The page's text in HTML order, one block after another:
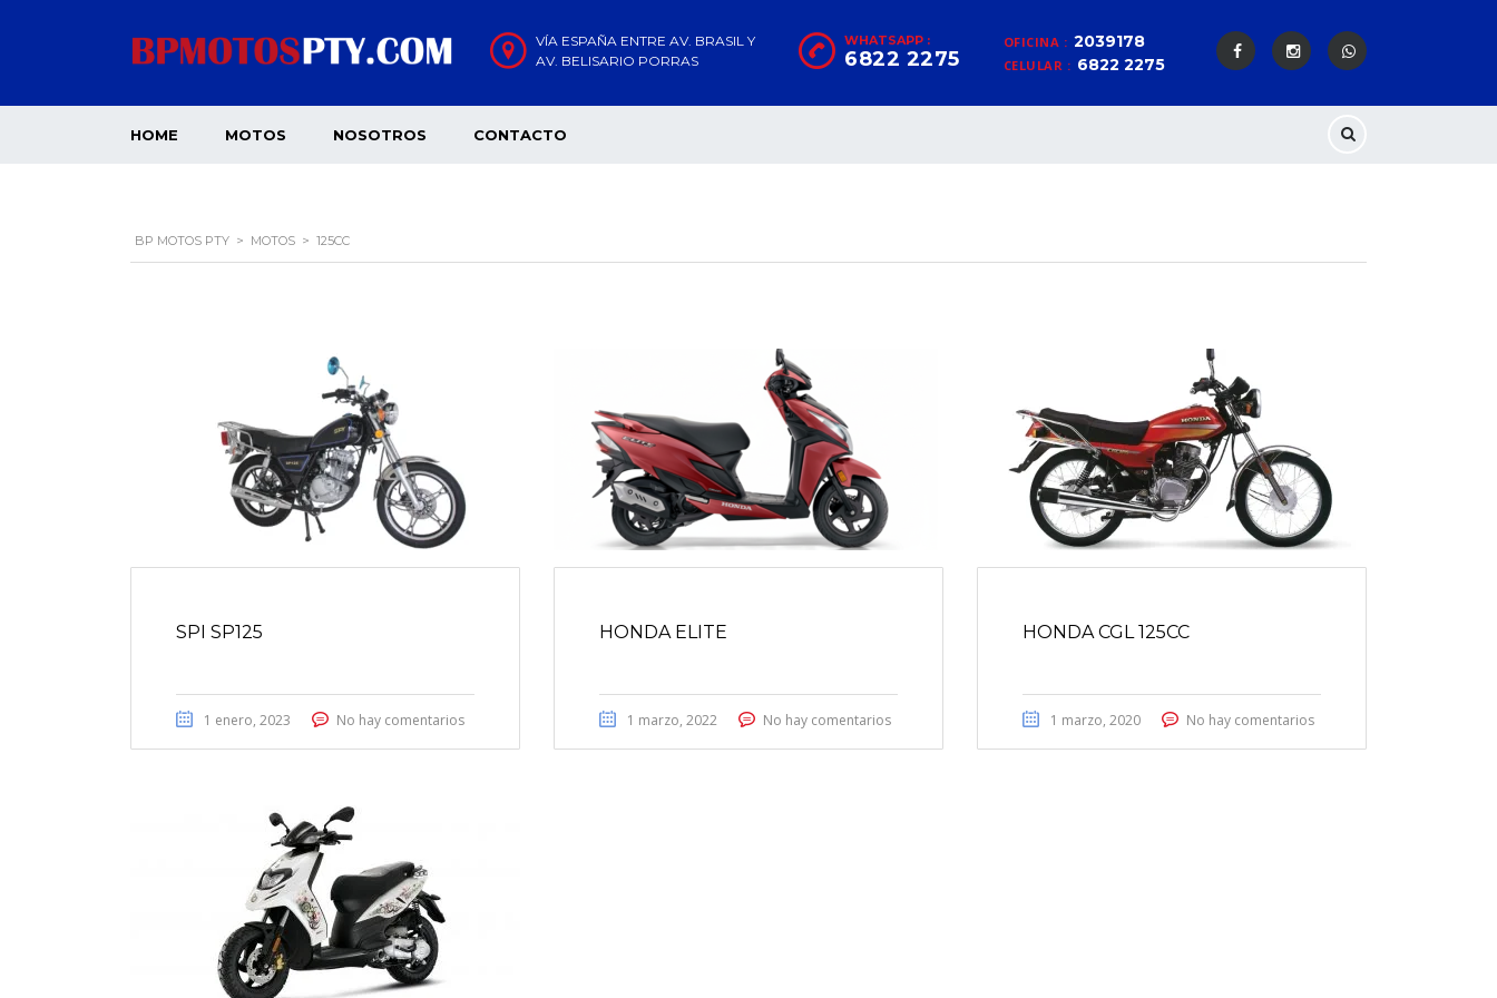
OFICINA : 2039178
CELULAR : 6822 2275
WHATSAPP :
6822 2275
VÍA ESPAÑA ENTRE AV. BRASIL Y
AV. BELISARIO PORRAS
HOME MOTOS NOSOTROS CONTACTO
BP MOTOS PTY > MOTOS > 125CC
SPI SP125
1 enero, 2023 No hay comentarios
HONDA ELITE
1 marzo, 2022 No hay comentarios
HONDA CGL 125CC
1 marzo, 2020 No hay comentarios